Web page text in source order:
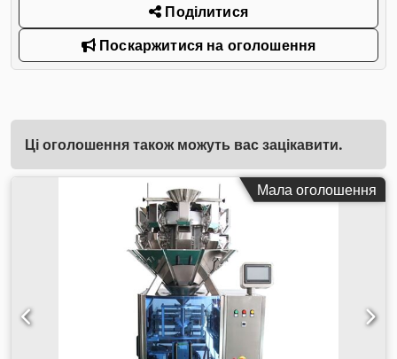
Поділитися
Поскаржитися на оголошення
Ці оголошення також можуть вас зацікавити.
Мала оголошення